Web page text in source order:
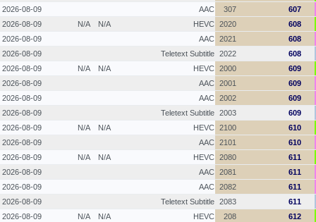
607
307
AAC
2026-08-09
608
2020
HEVC
N/A
N/A
2026-08-09
608
2021
AAC
2026-08-09
608
2022
Teletext Subtitle
2026-08-09
609
2000
HEVC
N/A
N/A
2026-08-09
609
2001
AAC
2026-08-09
609
2002
AAC
2026-08-09
609
2003
Teletext Subtitle
2026-08-09
610
2100
HEVC
N/A
N/A
2026-08-09
610
2101
AAC
2026-08-09
611
2080
HEVC
N/A
N/A
2026-08-09
611
2081
AAC
2026-08-09
611
2082
AAC
2026-08-09
611
2083
Teletext Subtitle
2026-08-09
612
208
HEVC
N/A
N/A
2026-08-09